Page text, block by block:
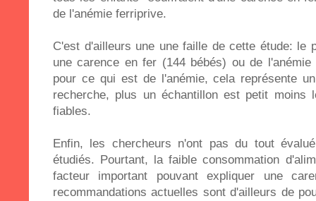
de l'anémie ferriprive.
C'est d'ailleurs une une faille de cette étude: le
une carence en fer (144 bébés) ou de
pour ce qui est de l'anémie, cela représente
recherche, plus un échantillon est petit moins
fiables.
Enfin, les chercheurs n'ont pas du tout
étudiés. Pourtant, la faible consommation
facteur important pouvant expliquer une
recommandations actuelles sont d'ailleurs de